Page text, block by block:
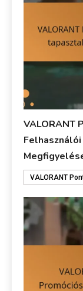
VALORANT
VALORANT